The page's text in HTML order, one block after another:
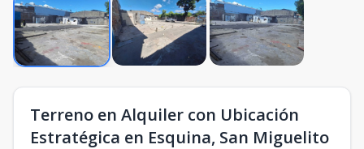
Terreno en Alquiler con Ubicación
Estratégica en Esquina, San Miguelito